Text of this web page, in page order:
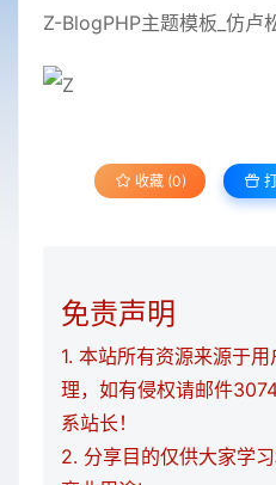
Z-BlogPHP主题模板_仿卢
收藏 (0)
免责声明
1. 本站所有资源来源于
理，如有侵权请邮件
系站长！
2. 分享目的仅供大家学